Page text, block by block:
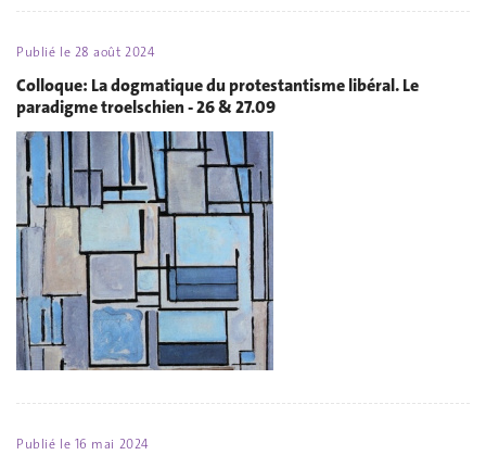
Publié le 28 août 2024
Colloque: La dogmatique du protestantisme libéral. Le
paradigme troelschien - 26 & 27.09
Publié le 16 mai 2024